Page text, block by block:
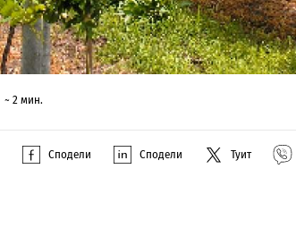
~ 2 мин.
Сподели Сподели Туит